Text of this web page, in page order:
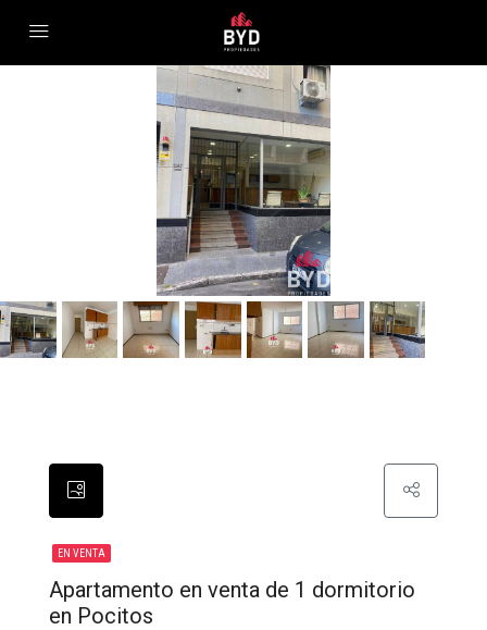
EN VENTA
Apartamento en venta de 1 dormitorio
en Pocitos